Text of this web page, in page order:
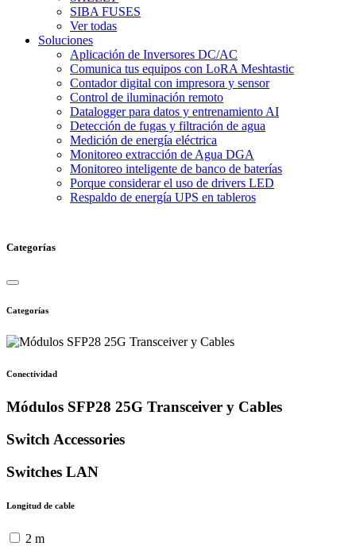
SIBA FUSES
Ver todas
Soluciones
Aplicación de Inversores DC/AC
Comunica tus equipos con LoRA Meshtastic
Contador digital con impresora y sensor
Control de iluminación remoto
Datalogger para datos y entrenamiento AI
Detección de fugas y filtración de agua
Medición de energía eléctrica
Monitoreo extracción de Agua DGA
Monitoreo inteligente de banco de baterías
Porque considerar el uso de drivers LED
Respaldo de energía UPS en tableros
Categorías
Categorías
Conectividad
Módulos SFP28 25G Transceiver y Cables
Switch Accessories
Switches LAN
Longitud de cable
2 m